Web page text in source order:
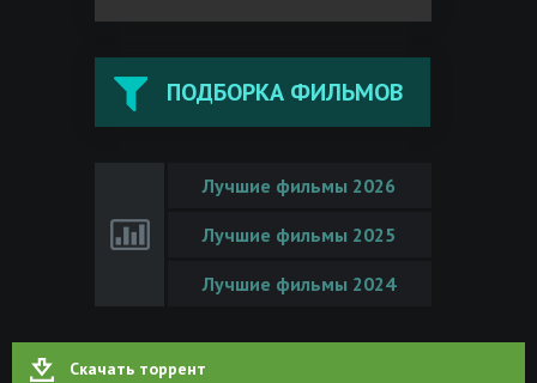
ПОДБОРКА ФИЛЬМОВ
Лучшие фильмы 2026
Лучшие фильмы 2025
Лучшие фильмы 2024
Скачать торрент